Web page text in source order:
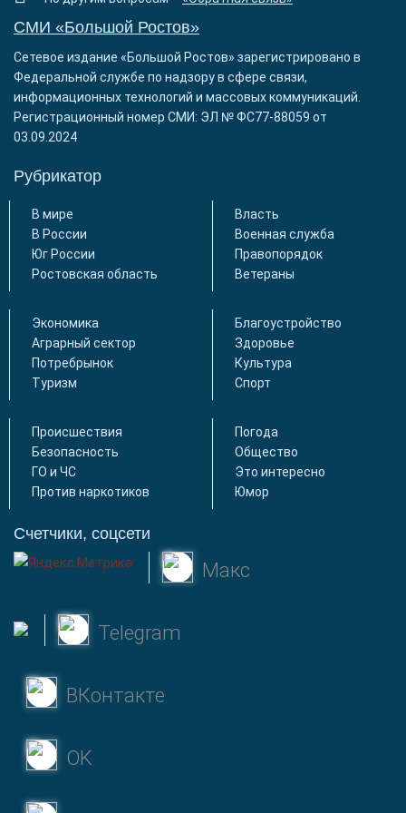
СМИ «Большой Ростов»
Сетевое издание «Большой Ростов» зарегистрировано в
Федеральной службе по надзору в сфере связи,
информационных технологий и массовых коммуникаций.
Регистрационный номер СМИ: ЭЛ № ФС77-88059 от
03.09.2024
Рубрикатор
В мире
В России
Юг России
Ростовская область
Власть
Военная служба
Правопорядок
Ветераны
Экономика
Аграрный сектор
Потребрынок
Туризм
Благоустройство
Здоровье
Культура
Спорт
Происшествия
Безопасность
ГО и ЧС
Против наркотиков
Погода
Общество
Это интересно
Юмор
Счетчики, соцсети
Макс
Telegram
ВКонтакте
OK